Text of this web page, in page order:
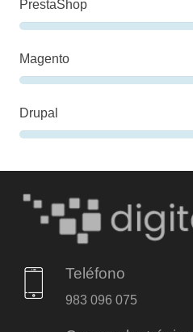
PrestaShop
Magento
Drupal
Teléfono
983 096 075